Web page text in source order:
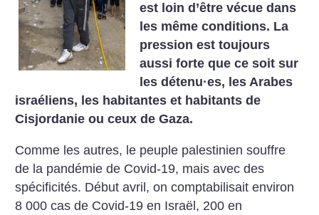
est loin d’être vécue dans
les même conditions. La
pression est toujours
aussi forte que ce soit sur
les détenu·es, les Arabes
israéliens, les habitantes et habitants de
Cisjordanie ou ceux de Gaza.
Comme les autres, le peuple palestinien souffre
de la pandémie de Covid-19, mais avec des
spécificités. Début avril, on comptabilisait environ
8 000 cas de Covid-19 en Israël, 200 en